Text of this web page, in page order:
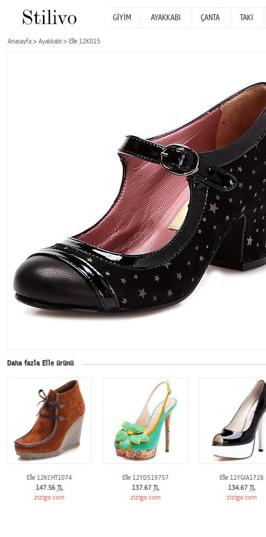
GİYİM AYAKKABI ÇANTA TAKI
Anasayfa Ayakkabı Elle 12K015
Daha fazla Elle ürünü
Elle 12KCHT1074
147.56 TL
zizigo.com
Elle 12YDS19757
137.67 TL
zizigo.com
Elle 12YGIA1728
134.67 TL
zizigo.com